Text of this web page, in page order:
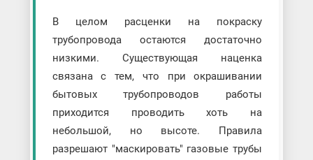
В целом расценки на покраску
трубопровода остаются достаточно
низкими. Существующая наценка
связана с тем, что при окрашивании
бытовых трубопроводов работы
приходится проводить хоть на
небольшой, но высоте. Правила
разрешают "маскировать" газовые трубы